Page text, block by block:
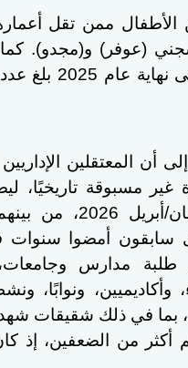
سجني (عوفر) و(مجدو).
(الدامون). ويُشار
المعتقلين
معتقلًا إداريًا حتى
سابقون أمضوا
مدارس وجامعات،
ونوابًا،
بما في ذلك شقيقات
من الضعفين، إذ